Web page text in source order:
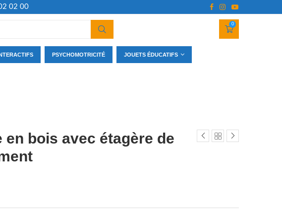
02 00
0
PSYCHOMOTRICITÉ JOUETS ÉDUCATIFS
en bois avec étagère de